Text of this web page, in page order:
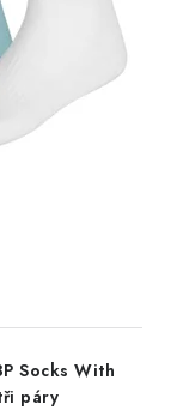
Socks With
páry